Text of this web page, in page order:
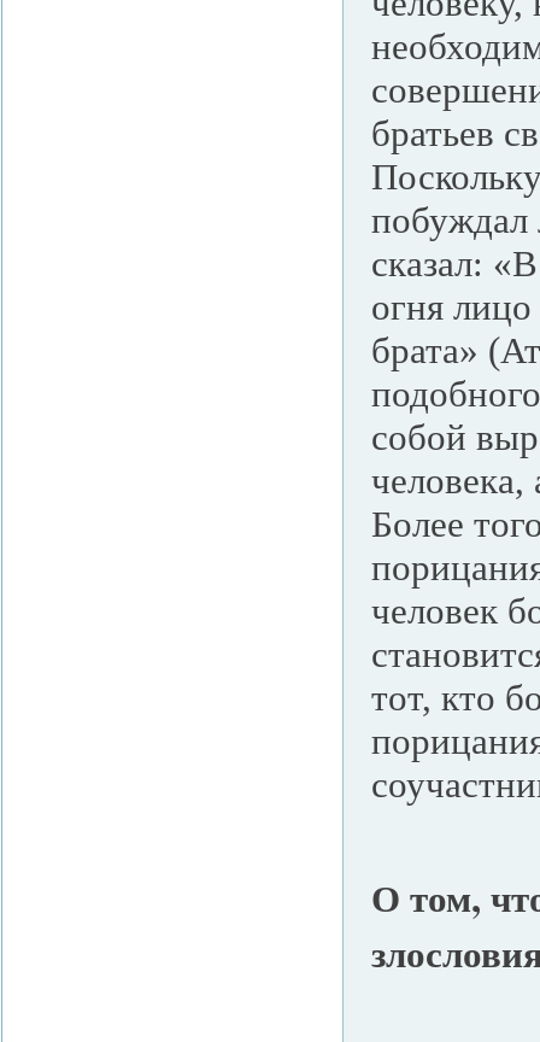
братьев
побуждал
сказал:
огня лицо
брата»
собой
человека,
Более
человек
тот, кто
О том,